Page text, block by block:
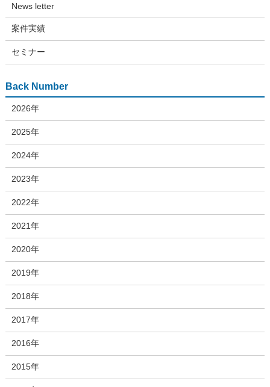
News letter
案件実績
セミナー
Back Number
2026年
2025年
2024年
2023年
2022年
2021年
2020年
2019年
2018年
2017年
2016年
2015年